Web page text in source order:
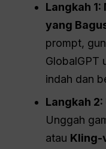
Langkah
yang
prompt,
GlobalGPT
indah dan
Langkah
Unggah
atau Kling-